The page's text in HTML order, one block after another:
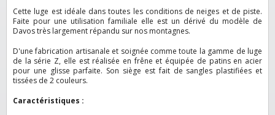
Cette luge est idéale dans toutes les conditions de neiges et de piste.
Faite pour une utilisation familiale elle est un dérivé du modèle de
Davos très largement répandu sur nos montagnes.
D'une fabrication artisanale et soignée comme toute la gamme de luge
de la série Z, elle est réalisée en frêne et équipée de patins en acier
pour une glisse parfaite. Son siège est fait de sangles plastifiées et
tissées de 2 couleurs.
Caractéristiques :